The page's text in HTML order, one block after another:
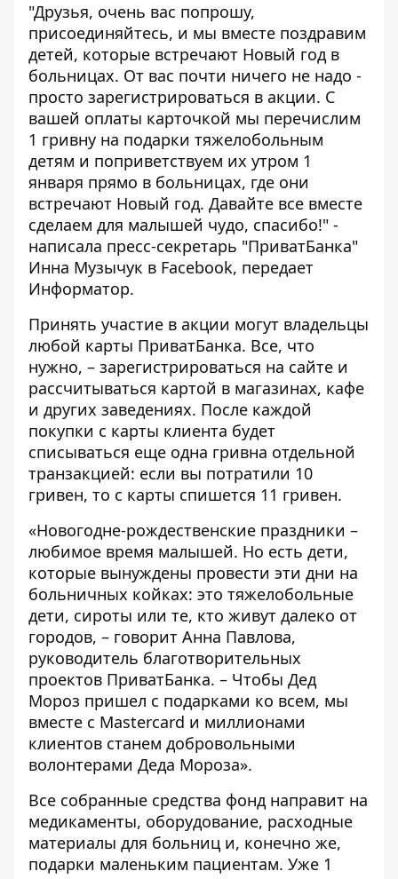
"Друзья, очень вас попрошу,
присоединяйтесь, и мы вместе поздравим
детей, которые встречают Новый год в
больницах. От вас почти ничего не надо -
просто зарегистрироваться в акции. С
вашей оплаты карточкой мы перечислим
1 гривну на подарки тяжелобольным
детям и поприветствуем их утром 1
января прямо в больницах, где они
встречают Новый год. Давайте все вместе
сделаем для малышей чудо, спасибо!" -
написала пресс-секретарь "ПриватБанка"
Инна Музычук в Facebook, передает
Информатор.
Принять участие в акции могут владельцы
любой карты ПриватБанка. Все, что
нужно, – зарегистрироваться на сайте и
рассчитываться картой в магазинах, кафе
и других заведениях. После каждой
покупки с карты клиента будет
списываться еще одна гривна отдельной
транзакцией: если вы потратили 10
гривен, то с карты спишется 11 гривен.
«Новогодне-рождественские праздники –
любимое время малышей. Но есть дети,
которые вынуждены провести эти дни на
больничных койках: это тяжелобольные
дети, сироты или те, кто живут далеко от
городов, – говорит Анна Павлова,
руководитель благотворительных
проектов ПриватБанка. – Чтобы Дед
Мороз пришел с подарками ко всем, мы
вместе с Mastercard и миллионами
клиентов станем добровольными
волонтерами Деда Мороза».
Все собранные средства фонд направит на
медикаменты, оборудование, расходные
материалы для больниц и, конечно же,
подарки маленьким пациентам. Уже 1